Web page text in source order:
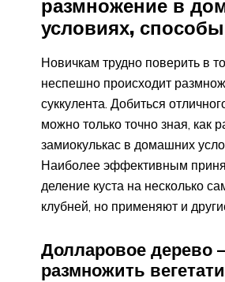
размножение в
условиях, способы
Новичкам трудно поверить в
неспешно происходит
суккулента. Добиться
можно только точно зная, как
замиокулькас в домашних
Наиболее эффективным
деление куста на несколько
клубней, но применяют и
Долларовое дерево
размножить